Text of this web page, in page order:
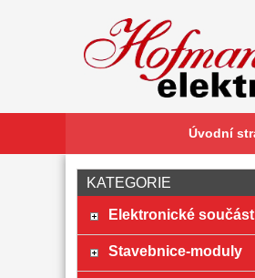
Úvodní
KATEGORIE
Elektronické
Stavebnice-moduly